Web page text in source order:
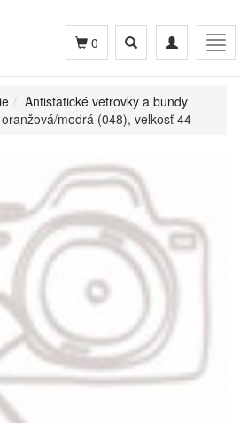
Toggle
navigation
Toggle
search
0
Antistatické vetrovky a bundy
modrá (048), veľkosť 44